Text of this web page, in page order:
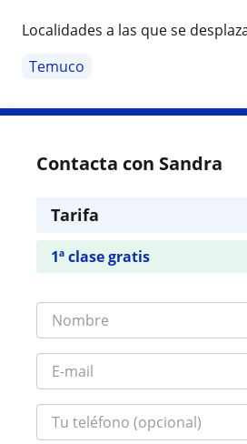
Localidades a las que se
Temuco
Contacta con Sandra
Tarifa
1ª clase gratis